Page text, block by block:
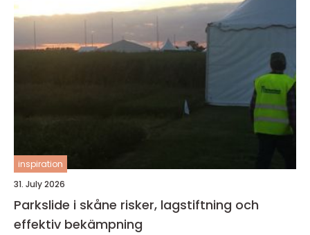
inspiration
31. July 2026
Parkslide i skåne risker, lagstiftning och
effektiv bekämpning